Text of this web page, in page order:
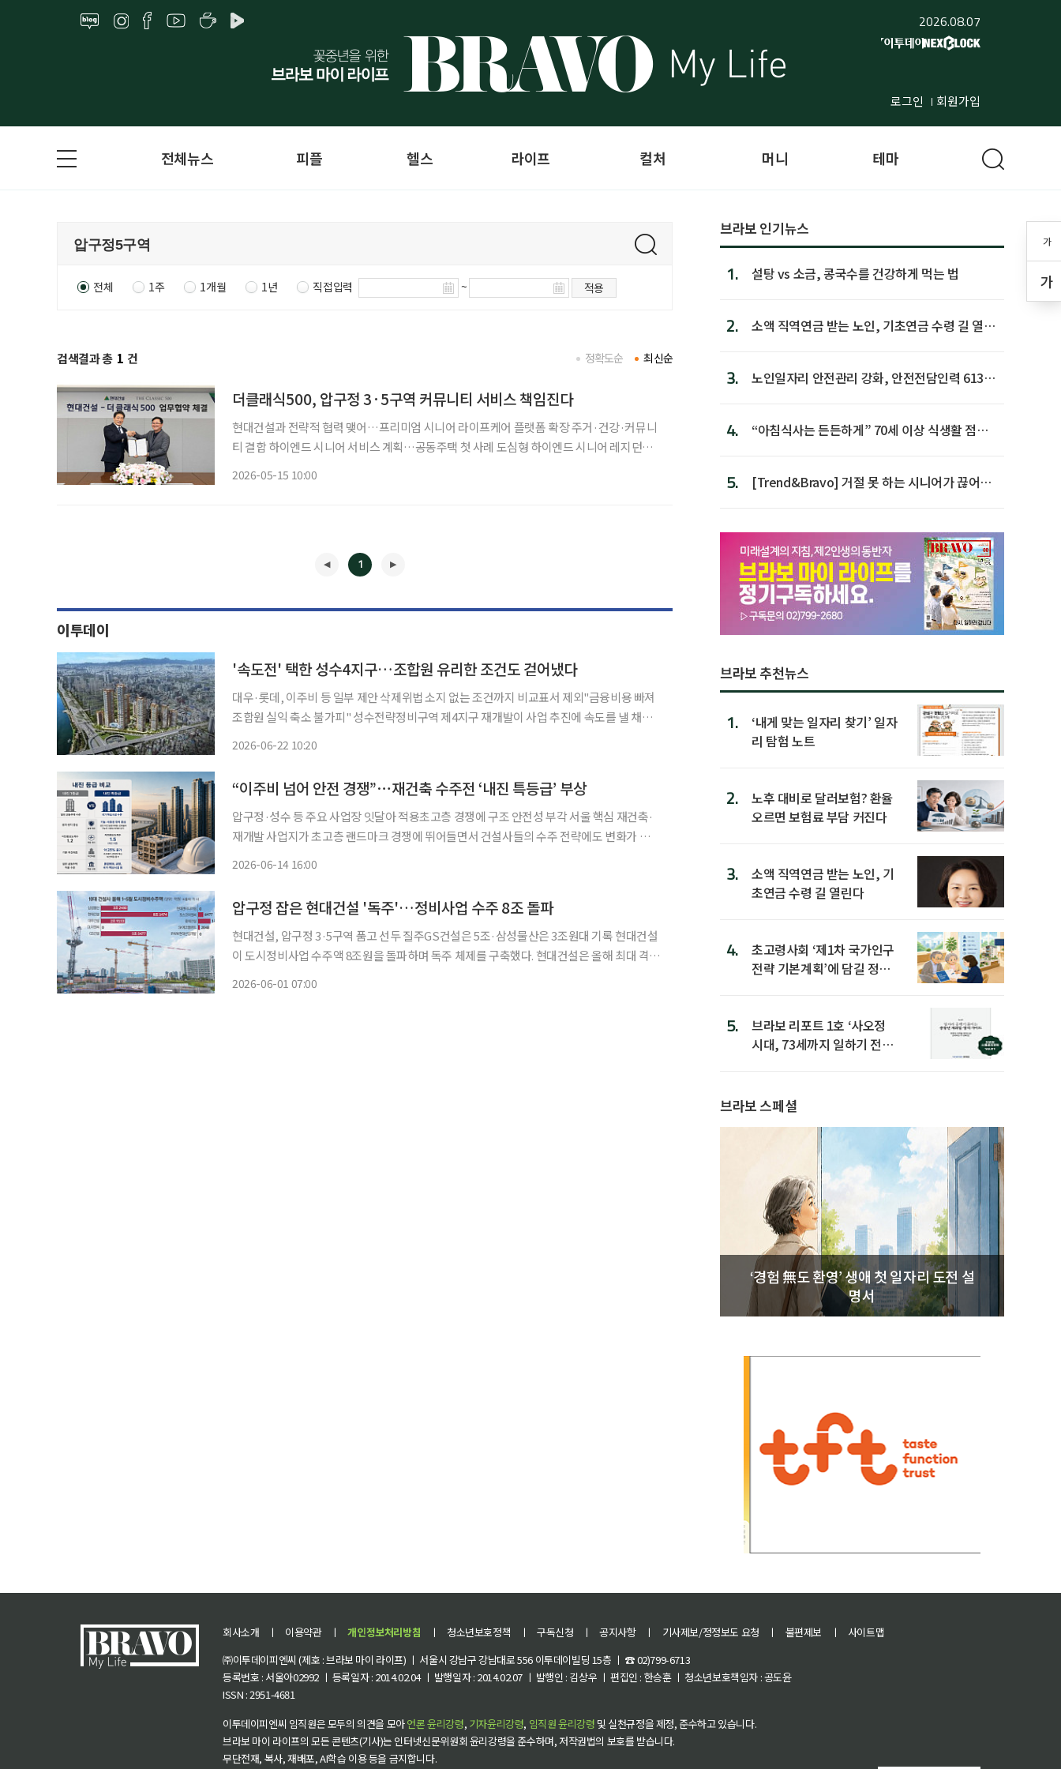
2026.08.07
로그인 회원가입
가
가
전체뉴스 피플 헬스 라이프 컬처 머니 테마
전체 1주 1개월 1년 직접입력 ~ 적용
검색결과 총 1 건 최신순
정확도순
더클래식500, 압구정 3·5구역 커뮤니티 서비스 책임진다
현대건설과 전략적 협력 맺어…프리미엄 시니어 라이프케어 플랫폼 확장 주거·건강·커뮤니
티 결합 하이엔드 시니어 서비스 계획…공동주택 첫 사례 도심형 하이엔드 시니어 레지던스
2026-05-15 10:00
1
이투데이
'속도전' 택한 성수4지구…조합원 유리한 조건도 걷어냈다
대우·롯데, 이주비 등 일부 제안 삭제위법 소지 없는 조건까지 비교표서 제외"금융비용 빠져
조합원 실익 축소 불가피" 성수전략정비구역 제4지구 재개발이 사업 추진에 속도를 낼 채비
2026-06-22 10:20
“이주비 넘어 안전 경쟁”⋯재건축 수주전 ‘내진 특등급’ 부상
압구정·성수 등 주요 사업장 잇달아 적용초고층 경쟁에 구조 안전성 부각 서울 핵심 재건축·
재개발 사업지가 초고층 랜드마크 경쟁에 뛰어들면서 건설사들의 수주 전략에도 변화가 나타
2026-06-14 16:00
압구정 잡은 현대건설 '독주'…정비사업 수주 8조 돌파
현대건설, 압구정 3·5구역 품고 선두 질주GS건설은 5조·삼성물산은 3조원대 기록 현대건설
이 도시정비사업 수주액 8조원을 돌파하며 독주 체제를 구축했다. 현대건설은 올해 최대 격전
2026-06-01 07:00
브라보 인기뉴스
1. 설탕 vs 소금, 콩국수를 건강하게 먹는 법
2.
소액 직역연금 받는 노인, 기초연금 수령 길 열린
3.
노인일자리 안전관리 강화, 안전전담인력 613명
4.
“아침식사는 든든하게” 70세 이상 식생활 점수
5.
[Trend&Bravo] 거절 못 하는 시니어가 끊어야
브라보 추천뉴스
1.
‘내게 맞는 일자리 찾기’ 일자
리 탐험 노트
2.
노후 대비로 달러보험? 환율
오르면 보험료 부담 커진다
3.
소액 직역연금 받는 노인, 기
초연금 수령 길 열린다
4.
초고령사회 ‘제1차 국가인구
전략 기본계획’에 담길 정책
5.
브라보 리포트 1호 ‘사오정
시대, 73세까지 일하기 전략’
브라보 스페셜
‘경험 無도 환영’ 생애 첫 일자리 도전 설
명서
회사소개 ㅣ 이용약관 ㅣ 개인정보처리방침 ㅣ 청소년보호정책 ㅣ 구독신청 ㅣ 공지사항 ㅣ 기사제보/정정보도 요청 ㅣ 불편제보 ㅣ
사이트맵
㈜이투데이피엔씨 (제호 : 브라보 마이 라이프) ㅣ 서울시 강남구 강남대로 556 이투데이빌딩 15층 ㅣ ☎ 02)799-6713
등록번호 : 서울아02992 ㅣ 등록일자 : 2014.02.04 ㅣ 발행일자 : 2014.02.07 ㅣ 발행인 : 김상우 ㅣ 편집인 : 한승훈 ㅣ 청소년보호책임자 : 공도윤
ISSN : 2951-4681
이투데이피엔씨 임직원은 모두의 의견을 모아언론 윤리강령, 기자윤리강령, 임직원 윤리강령 및 실천규정을 제정, 준수하고 있습니다.
브라보 마이 라이프의 모든 콘텐츠(기사)는 인터넷신문위원회 윤리강령을 준수하며, 저작권법의 보호를 받습니다.
무단전재, 복사, 재배포, AI학습 이용 등을 금지합니다.